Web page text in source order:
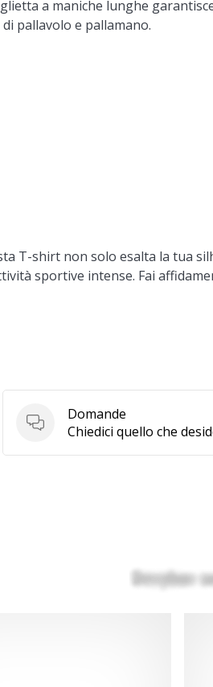
a maniche lunghe
pallavolo e pallamano.
T-shirt non solo esalta la tua
sportive intense. Fai
Domande
Domande
Chiedici quello che